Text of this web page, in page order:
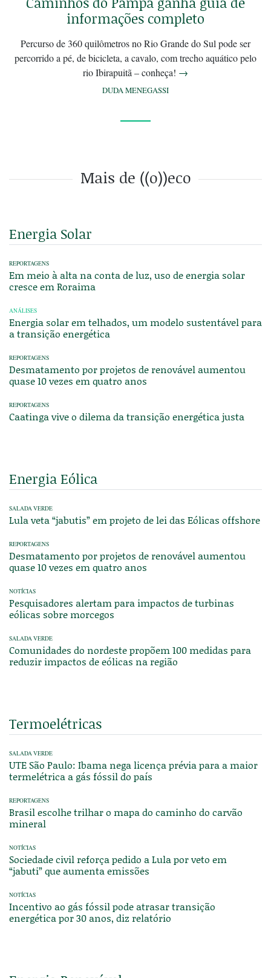
informações completo
Percurso de 360 quilômetros no Rio Grande do Sul pode ser
percorrido a pé, de bicicleta, a cavalo, com trecho aquático pelo
rio Ibirapuitã – conheça! →
DUDA MENEGASSI
Mais de ((o))eco
Energia Solar
REPORTAGENS
Em meio à alta na conta de luz, uso de energia solar
cresce em Roraima
ANÁLISES
Energia solar em telhados, um modelo sustentável para
a transição energética
REPORTAGENS
Desmatamento por projetos de renovável aumentou
quase 10 vezes em quatro anos
REPORTAGENS
Caatinga vive o dilema da transição energética justa
Energia Eólica
SALADA VERDE
Lula veta “jabutis” em projeto de lei das Eólicas offshore
REPORTAGENS
Desmatamento por projetos de renovável aumentou
quase 10 vezes em quatro anos
NOTÍCIAS
Pesquisadores alertam para impactos de turbinas
eólicas sobre morcegos
SALADA VERDE
Comunidades do nordeste propõem 100 medidas para
reduzir impactos de eólicas na região
Termoelétricas
SALADA VERDE
UTE São Paulo: Ibama nega licença prévia para a maior
termelétrica a gás fóssil do país
REPORTAGENS
Brasil escolhe trilhar o mapa do caminho do carvão
mineral
NOTÍCIAS
Sociedade civil reforça pedido a Lula por veto em
“jabuti” que aumenta emissões
NOTÍCIAS
Incentivo ao gás fóssil pode atrasar transição
energética por 30 anos, diz relatório